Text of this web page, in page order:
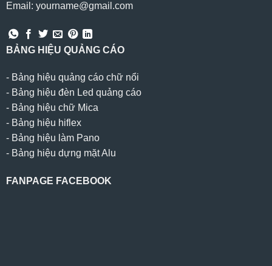
Email: yourname@gmail.com
BẢNG HIỆU QUẢNG CÁO
- Bảng hiệu quảng cáo chữ nổi
- Bảng hiệu đèn Led quảng cáo
- Bảng hiệu chữ Mica
- Bảng hiệu hiflex
- Bảng hiệu làm Pano
- Bảng hiệu dựng mặt Alu
FANPAGE FACEBOOK